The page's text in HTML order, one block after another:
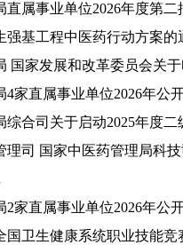
直属事业单位2026年度第
强基工程中医药行动方案
国家发展和改革委员会关
4家直属事业单位2026年公
综合司关于启动2025年度
理司 国家中医药管理局科
2家直属事业单位2026年公
国卫生健康系统职业技能